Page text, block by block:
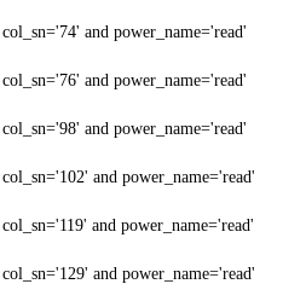
and power_name='read'
and power_name='read'
and power_name='read'
and power_name='read'
and power_name='read'
and power_name='read'